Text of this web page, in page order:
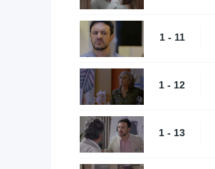
1 - 11
1 - 12
1 - 13